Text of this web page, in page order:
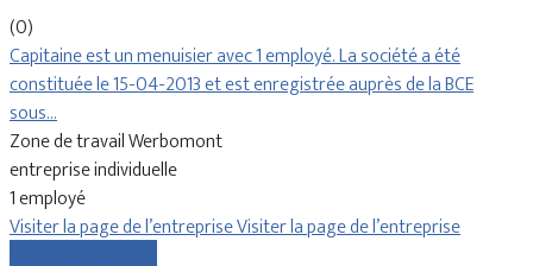
(0)
Capitaine est un menuisier avec 1 employé. La société a été
constituée le 15-04-2013 et est enregistrée auprès de la BCE
sous…
Zone de travail Werbomont
entreprise individuelle
1 employé
Visiter la page de l’entrepriseVisiter la page de l’entreprise